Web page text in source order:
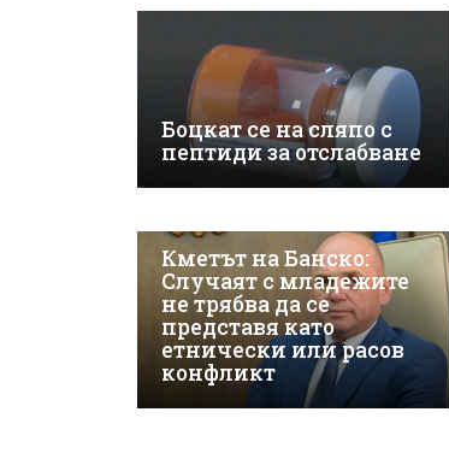
Боцкат се на сляпо с
пептиди за отслабване
Кметът на Банско:
Случаят с младежите
не трябва да се
представя като
етнически или расов
конфликт